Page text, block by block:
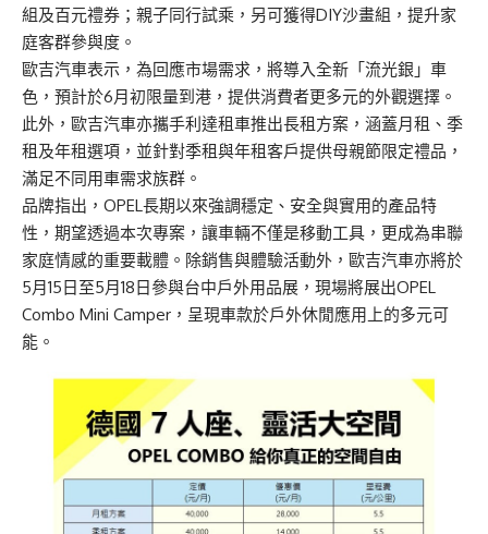
組及百元禮券；親子同行試乘，另可獲得DIY沙畫組，提升家
庭客群參與度。
歐吉汽車表示，為回應市場需求，將導入全新「流光銀」車
色，預計於6月初限量到港，提供消費者更多元的外觀選擇。
此外，歐吉汽車亦攜手利達租車推出長租方案，涵蓋月租、季
租及年租選項，並針對季租與年租客戶提供母親節限定禮品，
滿足不同用車需求族群。
品牌指出，OPEL長期以來強調穩定、安全與實用的產品特
性，期望透過本次專案，讓車輛不僅是移動工具，更成為串聯
家庭情感的重要載體。除銷售與體驗活動外，歐吉汽車亦將於
5月15日至5月18日參與台中戶外用品展，現場將展出OPEL
Combo Mini Camper，呈現車款於戶外休閒應用上的多元可
能。